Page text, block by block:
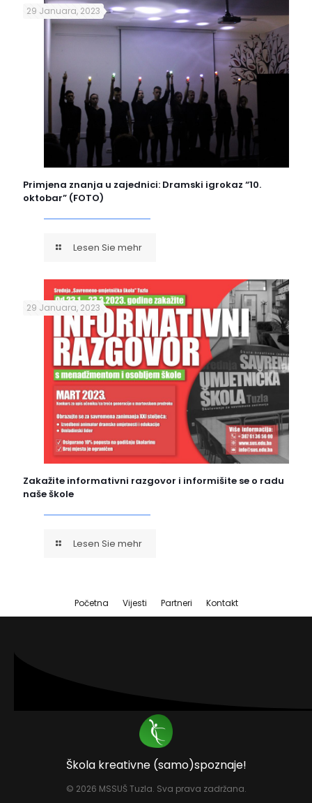
29 Januara, 2023
Primjena znanja u zajednici: Dramski igrokaz “10.
oktobar” (FOTO)
Lesen Sie mehr
29 Januara, 2023
Zakažite informativni razgovor i informišite se o radu
naše škole
Lesen Sie mehr
Početna Vijesti Partneri Kontakt
Škola kreativne (samo)spoznaje!
© 2026 MSSUŠ Tuzla. Sva prava zadržana.